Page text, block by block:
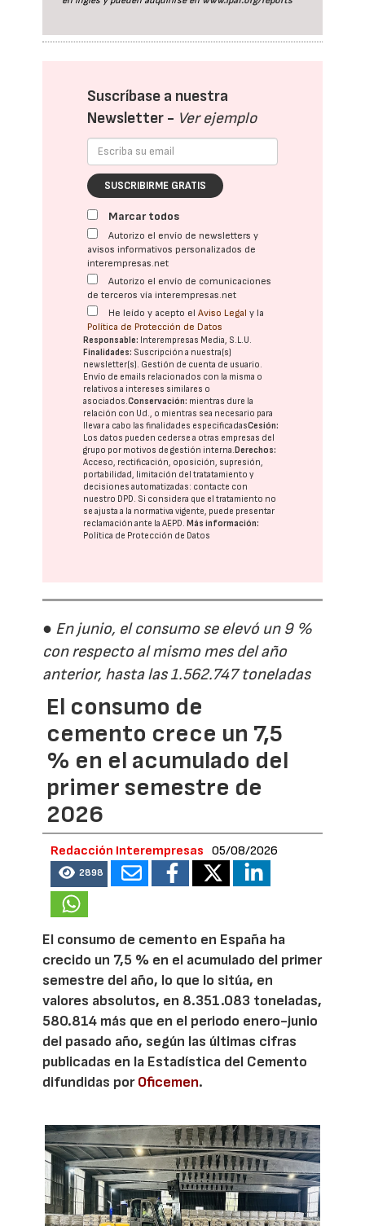
Suscríbase a nuestra
Newsletter - Ver ejemplo
SUSCRIBIRME GRATIS
Marcar todos
Autorizo el envío de newsletters y
avisos informativos personalizados de
interempresas.net
Autorizo el envío de comunicaciones
de terceros vía interempresas.net
He leído y acepto elAviso Legal y la
Política de Protección de Datos
Responsable: Interempresas Media, S.L.U.
Finalidades: Suscripción a nuestra(s)
newsletter(s). Gestión de cuenta de usuario.
Envío de emails relacionados con la misma o
relativos a intereses similares o
asociados.Conservación: mientras dure la
relación con Ud., o mientras sea necesario para
llevar a cabo las finalidades especificadasCesión:
Los datos pueden cederse a otras empresas del
grupo por motivos de gestión interna.Derechos:
Acceso, rectificación, oposición, supresión,
portabilidad, limitación del tratatamiento y
decisiones automatizadas: contacte con
nuestro DPD. Si considera que el tratamiento no
se ajusta a la normativa vigente, puede presentar
reclamación ante laAEPD.Más información:
Política de Protección de Datos
● En junio, el consumo se elevó un 9 %
con respecto al mismo mes del año
anterior, hasta las 1.562.747 toneladas
El consumo de
cemento crece un 7,5
% en el acumulado del
primer semestre de
2026
Redacción Interempresas 05/08/2026
2898
El consumo de cemento en España ha
crecido un 7,5 % en el acumulado del primer
semestre del año, lo que lo sitúa, en
valores absolutos, en 8.351.083 toneladas,
580.814 más que en el periodo enero-junio
del pasado año, según las últimas cifras
publicadas en la Estadística del Cemento
difundidas porOficemen.